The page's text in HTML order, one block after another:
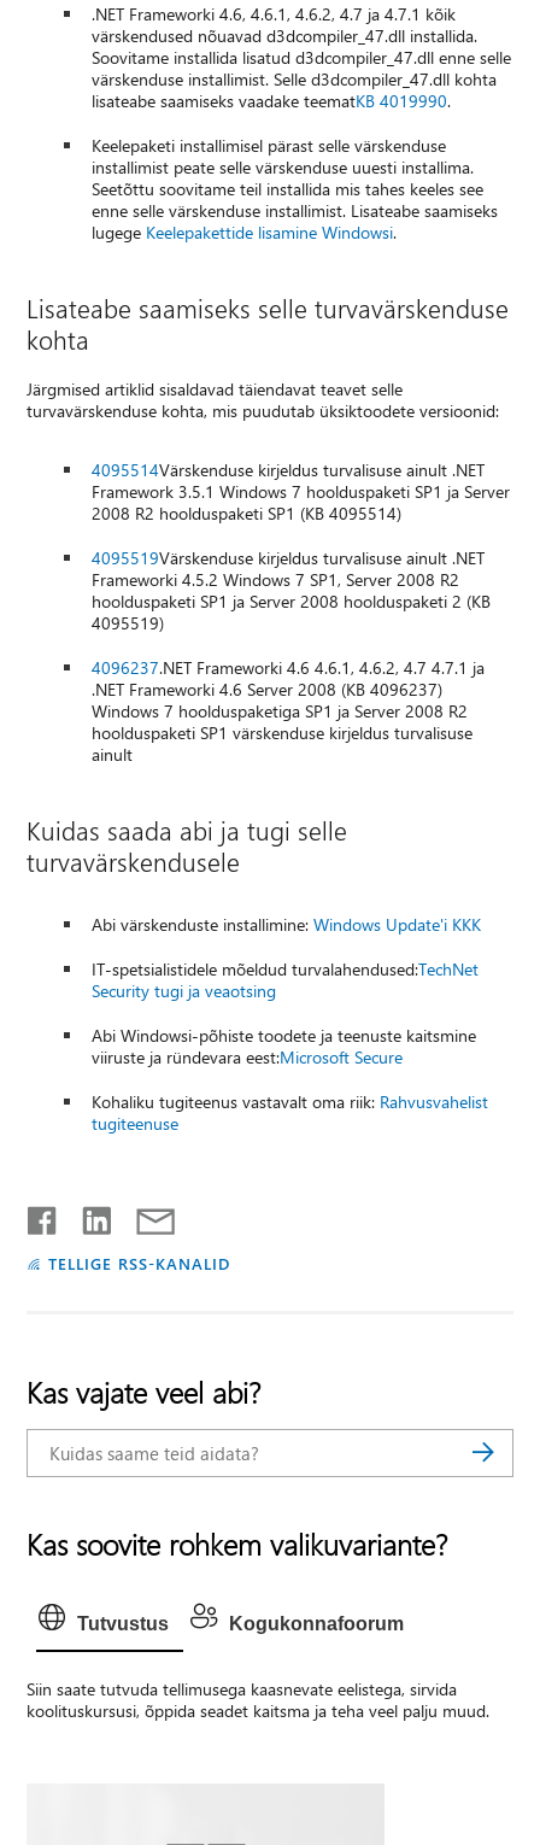
.NET Frameworki 4.6, 4.6.1, 4.6.2, 4.7 ja 4.7.1 kõik
värskendused nõuavad d3dcompiler_47.dll installida.
Soovitame installida lisatud d3dcompiler_47.dll enne selle
värskenduse installimist. Selle d3dcompiler_47.dll kohta
lisateabe saamiseks vaadake teematKB 4019990.
Keelepaketi installimisel pärast selle värskenduse
installimist peate selle värskenduse uuesti installima.
Seetõttu soovitame teil installida mis tahes keeles see
enne selle värskenduse installimist. Lisateabe saamiseks
lugege Keelepakettide lisamine Windowsi.
Lisateabe saamiseks selle turvavärskenduse
kohta
Järgmised artiklid sisaldavad täiendavat teavet selle
turvavärskenduse kohta, mis puudutab üksiktoodete versioonid:
4095514Värskenduse kirjeldus turvalisuse ainult .NET
Framework 3.5.1 Windows 7 hoolduspaketi SP1 ja Server
2008 R2 hoolduspaketi SP1 (KB 4095514)
4095519Värskenduse kirjeldus turvalisuse ainult .NET
Frameworki 4.5.2 Windows 7 SP1, Server 2008 R2
hoolduspaketi SP1 ja Server 2008 hoolduspaketi 2 (KB
4095519)
4096237.NET Frameworki 4.6 4.6.1, 4.6.2, 4.7 4.7.1 ja
.NET Frameworki 4.6 Server 2008 (KB 4096237)
Windows 7 hoolduspaketiga SP1 ja Server 2008 R2
hoolduspaketi SP1 värskenduse kirjeldus turvalisuse
ainult
Kuidas saada abi ja tugi selle
turvavärskendusele
Abi värskenduste installimine:Windows Update'i KKK
IT-spetsialistidele mõeldud turvalahendused:TechNet
Security tugi ja veaotsing
Abi Windowsi-põhiste toodete ja teenuste kaitsmine
viiruste ja ründevara eest:Microsoft Secure
Kohaliku tugiteenus vastavalt oma riik: Rahvusvahelist
tugiteenuse
TELLIGE RSS-KANALID
Kas vajate veel abi?
Kas soovite rohkem valikuvariante?
Tutvustus Kogukonnafoorum
Siin saate tutvuda tellimusega kaasnevate eelistega, sirvida
koolituskursusi, õppida seadet kaitsma ja teha veel palju muud.